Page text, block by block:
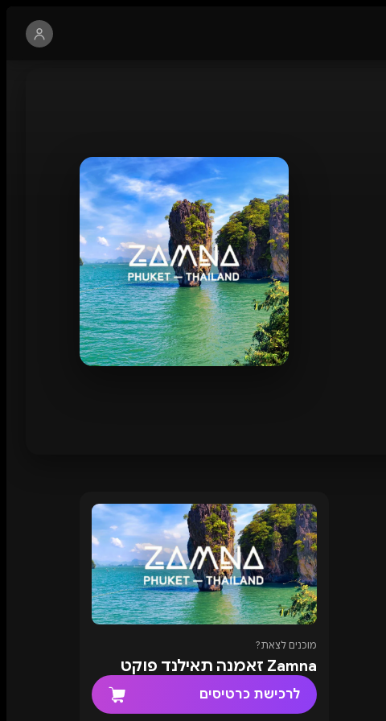
מוכנים לצאת?
Zamna זאמנה תאילנד פוקט
לרכישת כרטיסים